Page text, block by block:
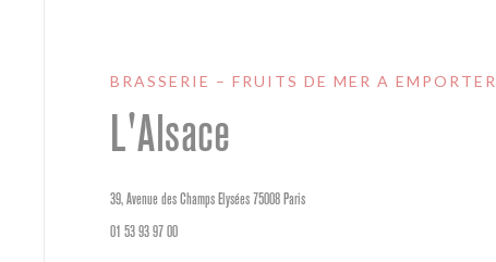
BRASSERIE – FRUITS DE MER A EMPORTER
L'Alsace
39, Avenue des Champs Elysées 75008 Paris((apre una nuova finestra))
01 53 93 97 00